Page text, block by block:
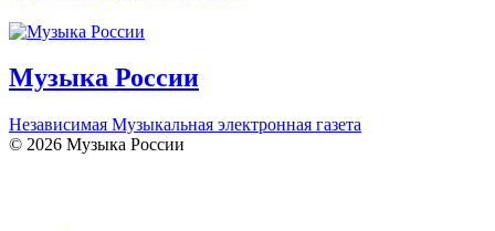
Музыка России
Независимая Музыкальная электронная газета
© 2026 Музыка России